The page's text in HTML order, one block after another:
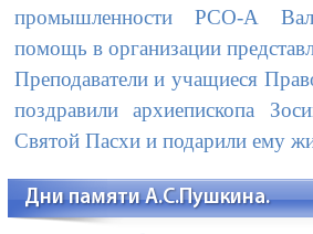
промышленности РСО-А
помощь в организации
Преподаватели и учащиеся
поздравили архиепископа
Святой Пасхи и подарили ему
Дни памяти А.С.Пушкина.